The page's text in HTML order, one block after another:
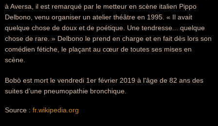
à Aversa, il est remarqué par le metteur en scène italien Pippo
Delbono, venu organiser un atelier théâtre en 1995. « Il avait
quelque chose de doux et de poétique. Une tendresse... quelque
chose de rare. » Delbono le prend en charge et en fait dès lors son
comédien fétiche, le plaçant au cœur de toutes ses mises en
scène.
Bobò est mort le vendredi 1er février 2019 à l'âge de 82 ans des
suites d’une pneumopathie bronchique.
Source : fr.wikipedia.org